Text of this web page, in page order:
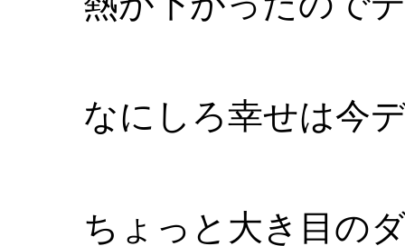
なにしろ幸せは今
ちょっと大き目の